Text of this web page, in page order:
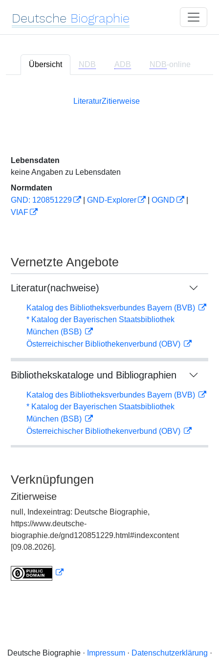
Deutsche Biographie
Übersicht NDB ADB NDB-online
LiteraturZitierweise
Lebensdaten
keine Angaben zu Lebensdaten
Normdaten
GND: 120851229
GND-Explorer OGND
VIAF
Vernetzte Angebote
Literatur(nachweise)
Katalog des Bibliotheksverbundes Bayern (BVB)
* Katalog der Bayerischen Staatsbibliothek
München (BSB)
Österreichischer Bibliothekenverbund (OBV)
Bibliothekskataloge und Bibliographien
Katalog des Bibliotheksverbundes Bayern (BVB)
* Katalog der Bayerischen Staatsbibliothek
München (BSB)
Österreichischer Bibliothekenverbund (OBV)
Verknüpfungen
Zitierweise
null, Indexeintrag: Deutsche Biographie,
https://www.deutsche-
biographie.de/gnd120851229.html#indexcontent
[09.08.2026].
Deutsche Biographie · Impressum· Datenschutzerklärung ·